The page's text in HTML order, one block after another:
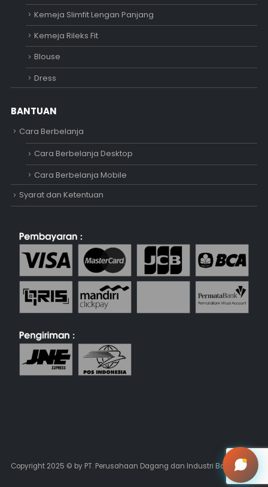
Kemeja Slimfit Lengan Panjang
Kemeja Rileks Fit
Blouse
Dress
BANTUAN
Cara Berbelanja
Cara Berbelanja Desktop
Cara Berbelanja Mobile
Syarat dan Ketentuan
Copyright 2025 © by PT. Perusahaan Dagang dan Industri Batik Keris